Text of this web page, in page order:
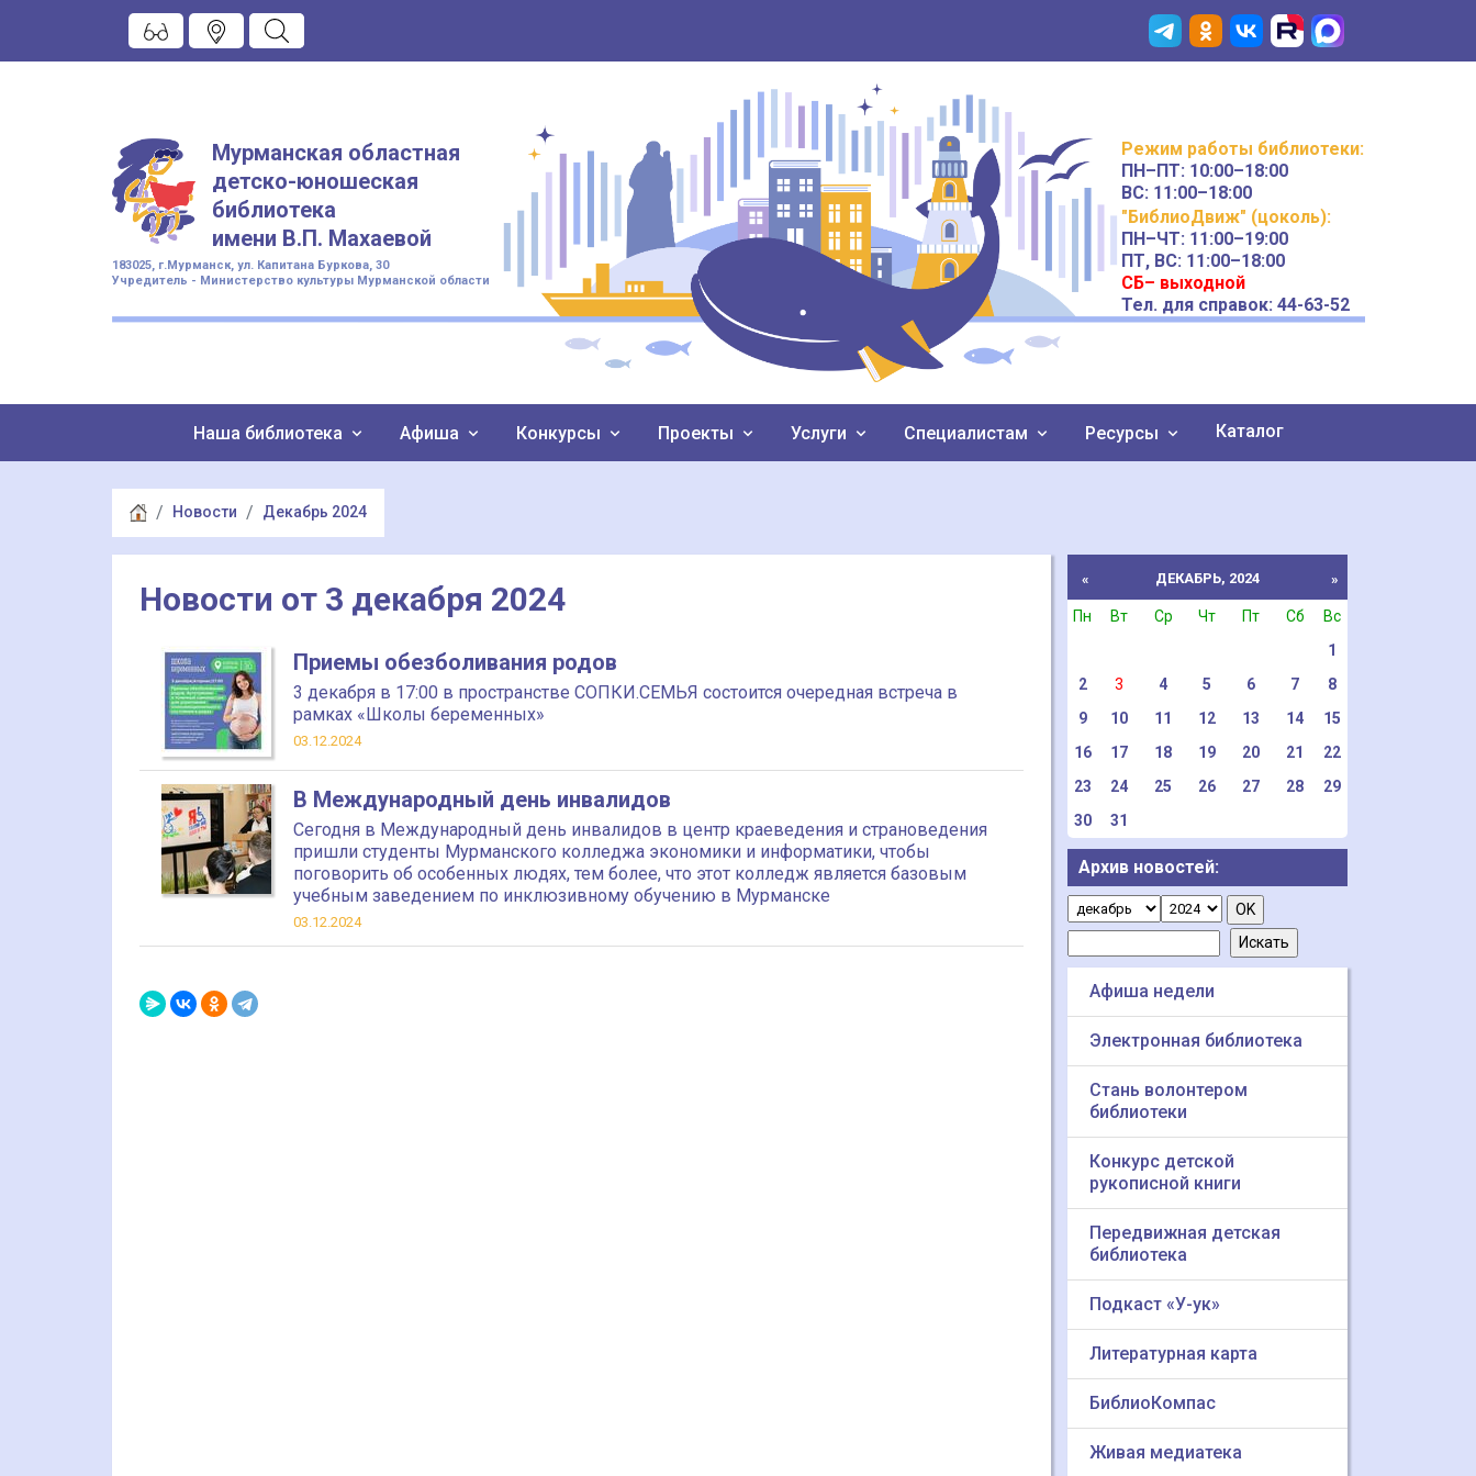
Мурманская областная
детско-юношеская
библиотека
имени В.П. Махаевой
183025, г.Мурманск, ул. Капитана Буркова, 30
Учредитель - Министерство культуры Мурманской области
Режим работы библиотеки:
ПН–ПТ: 10:00–18:00
ВС: 11:00–18:00
"БиблиоДвиж" (цоколь):
ПН–ЧТ: 11:00–19:00
ПТ, ВС: 11:00–18:00
СБ– выходной
Тел. для справок: 44-63-52
Наша библиотека Афиша Конкурсы Проекты Услуги Специалистам Ресурсы Каталог
Новости Декабрь 2024
Новости от 3 декабря 2024
Приемы обезболивания родов
3 декабря в 17:00 в пространстве СОПКИ.СЕМЬЯ состоится очередная встреча в
рамках «Школы беременных»
03.12.2024
В Международный день инвалидов
Сегодня в Международный день инвалидов в центр краеведения и страноведения
пришли студенты Мурманского колледжа экономики и информатики, чтобы
поговорить об особенных людях, тем более, что этот колледж является базовым
учебным заведением по инклюзивному обучению в Мурманске
03.12.2024
« ДЕКАБРЬ, 2024 »
Пн Вт Ср Чт Пт Сб
Вс
1
2
3 4 5 6 7
8
9
10 11 12 13 14
15
16
17 18 19 20 21
22
23
24 25 26 27 28
29
30
31
Архив новостей:
Афиша недели
Электронная библиотека
Стань волонтером
библиотеки
Конкурс детской
рукописной книги
Передвижная детская
библиотека
Подкаст «У-ук»
Литературная карта
БиблиоКомпас
Живая медиатека